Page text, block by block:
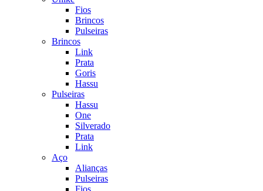
Fios
Brincos
Pulseiras
Brincos
Link
Prata
Goris
Hassu
Pulseiras
Hassu
One
Silverado
Prata
Link
Aço
Alianças
Pulseiras
Fios